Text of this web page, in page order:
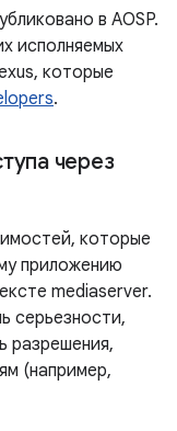
в AOSP.
исполняемых
которые
.
через
которые
приложению
mediaserver.
серьезности,
разрешения,
(например,